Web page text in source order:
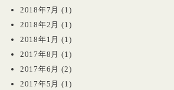
2018年7月 (1)
2018年2月 (1)
2018年1月 (1)
2017年8月 (1)
2017年6月 (2)
2017年5月 (1)